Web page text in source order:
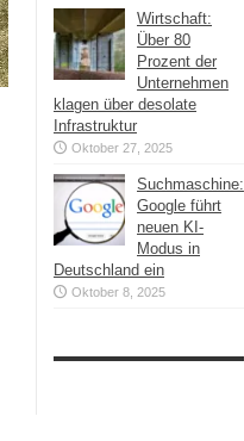
Wirtschaft:
Über 80
Prozent der
Unternehmen
klagen über desolate
Infrastruktur
Oktober 27, 2025
Suchmaschine:
Google führt
neuen KI-
Modus in
Deutschland ein
Oktober 8, 2025